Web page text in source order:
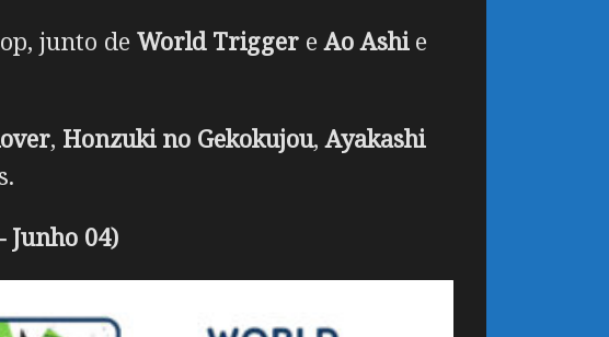
junto de World Trigger eAo Ashie
, Honzuki no Gekokujou,Ayakashi
Junho 04)